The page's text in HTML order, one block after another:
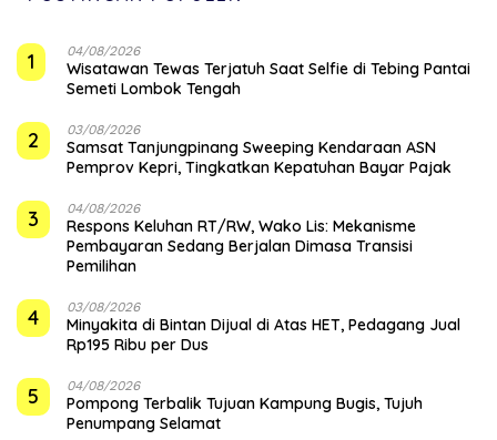
1 04/08/2026
Wisatawan Tewas Terjatuh Saat Selfie di Tebing Pantai
Semeti Lombok Tengah
2 03/08/2026
Samsat Tanjungpinang Sweeping Kendaraan ASN
Pemprov Kepri, Tingkatkan Kepatuhan Bayar Pajak
3 04/08/2026
‎Respons Keluhan RT/RW, Wako Lis: Mekanisme
Pembayaran Sedang Berjalan Dimasa Transisi
Pemilihan
4 03/08/2026
Minyakita di Bintan Dijual di Atas HET, Pedagang Jual
Rp195 Ribu per Dus
5 04/08/2026
Pompong Terbalik Tujuan Kampung Bugis, Tujuh
Penumpang Selamat